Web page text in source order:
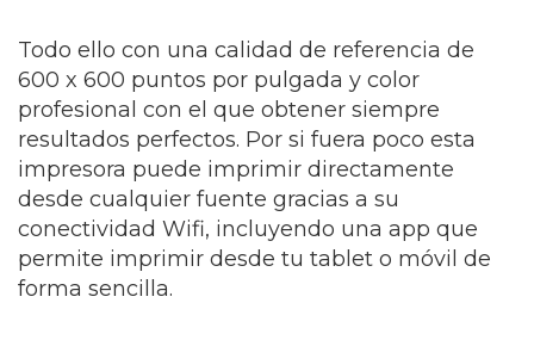
Todo ello con una calidad de referencia de
600 x 600 puntos por pulgada y color
profesional con el que obtener siempre
resultados perfectos. Por si fuera poco esta
impresora puede imprimir directamente
desde cualquier fuente gracias a su
conectividad Wifi, incluyendo una app que
permite imprimir desde tu tablet o móvil de
forma sencilla.